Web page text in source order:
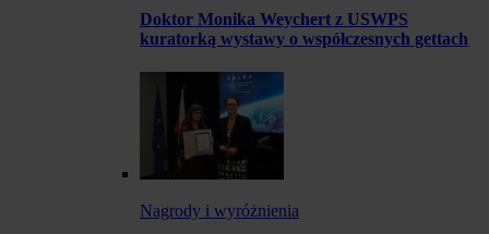
Doktor Monika Weychert z USWPS
kuratorką wystawy o współczesnych gettach
Nagrody i wyróżnienia